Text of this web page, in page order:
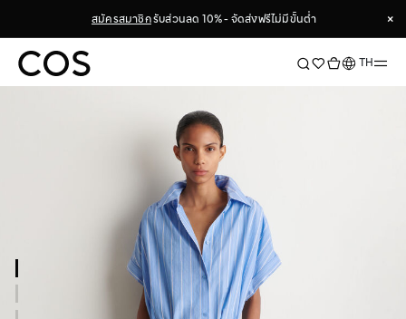
สมัครสมาชิกรับส่วนลด 10% - จัดส่งฟรีไม่มีขั้นต่ำ
×
×
ภาษาTH